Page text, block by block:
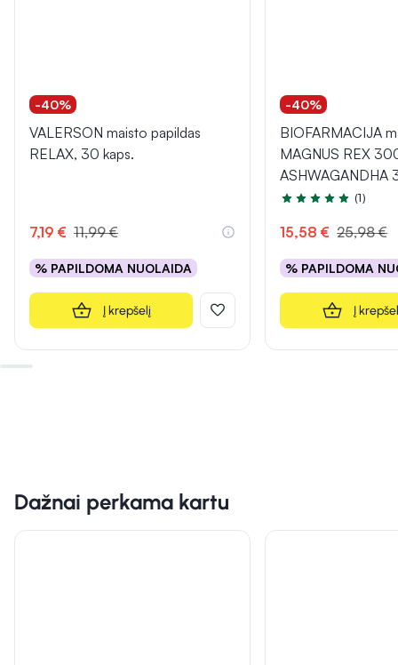
-40%
VALERSON maisto papildas
RELAX, 30 kaps.
7,19 € 11,99 €
% PAPILDOMA NUOLAIDA
Į krepšelį
-40%
BIOFARMACIJA
MAGNUS REX
ASHWAGANDHA
Įvertinimas 5.0 iš 5
(1)
15,58 € 25,98 €
% PAPILDOMA
Į
Dažnai perkama kartu